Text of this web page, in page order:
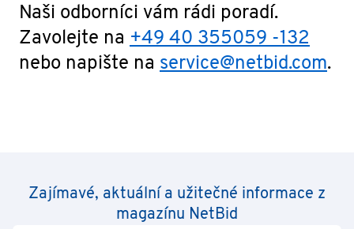
Naši odborníci vám rádi poradí.
Zavolejte na +49 40 355059 -132
nebo napište na service@netbid.com.
Zajímavé, aktuální a užitečné informace z
magazínu NetBid